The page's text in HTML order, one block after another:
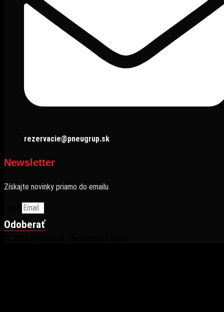
rezervacie@pneugrup.sk
Newsletter
Získajte novinky priamo do emailu
Odoberať